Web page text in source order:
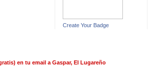
Create Your Badge
en tu email a Gaspar, El Lugareño